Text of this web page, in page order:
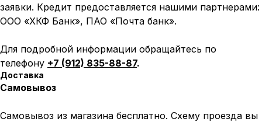
заявки. Кредит предоставляется нашими партнерами:
ООО «ХКФ Банк», ПАО «Почта банк».
Для подробной информации обращайтесь по
телефону +7 (912) 835-88-87.
Доставка
Самовывоз
Самовывоз из магазина бесплатно. Схему проезда вы